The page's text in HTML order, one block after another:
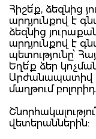
Հիշե՛ք, ձեզնից
արդյունքով է
ձեզնից
արդյունքով է
պետությունը՝
Եղե՛ք ձեր
Արժանապատիվ
մաղթում
վետերաններին: